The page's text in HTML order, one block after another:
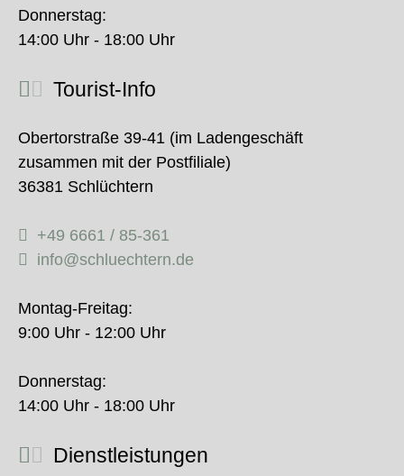
Donnerstag:
14:00 Uhr - 18:00 Uhr
Tourist-Info
Obertorstraße 39-41 (im Ladengeschäft
zusammen mit der Postfiliale)
36381 Schlüchtern
+49 6661 / 85-361
info@schluechtern.de
Montag-Freitag:
9:00 Uhr - 12:00 Uhr
Donnerstag:
14:00 Uhr - 18:00 Uhr
Dienstleistungen